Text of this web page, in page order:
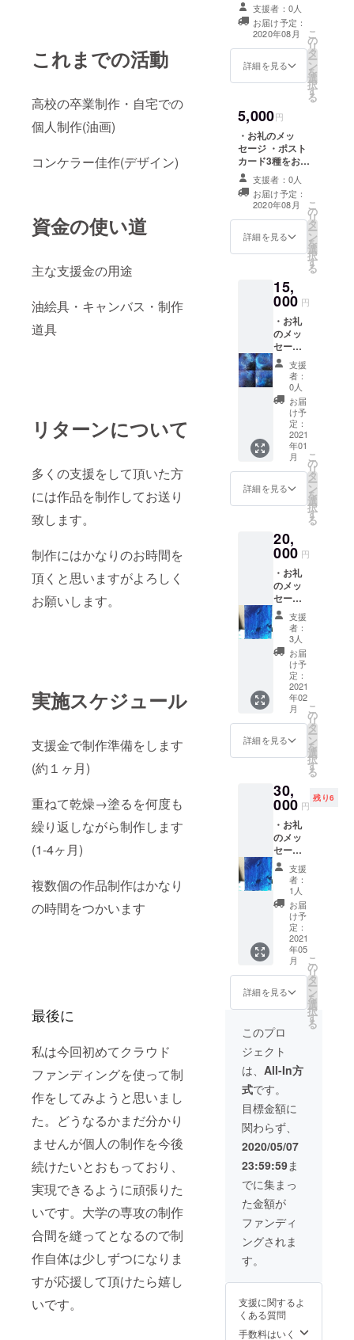
これまでの活動
高校の卒業制作・自宅での
個人制作(油画)
コンケラー佳作(デザイン)
資金の使い道
主な支援金の用途
油絵具・キャンバス・制作
道具
リターンについて
多くの支援をして頂いた方
には作品を制作してお送り
致します。
制作にはかなりのお時間を
頂くと思いますがよろしく
お願いします。
実施スケジュール
支援金で制作準備をします
(約１ヶ月)
重ねて乾燥→塗るを何度も
繰り返しながら制作します
(1-4ヶ月)
複数個の作品制作はかなり
の時間をつかいます
最後に
私は今回初めてクラウド
ファンディングを使って制
作をしてみようと思いまし
た。どうなるかまだ分かり
ませんが個人の制作を今後
続けたいとおもっており、
実現できるように頑張りた
いです。大学の専攻の制作
合間を縫ってとなるので制
作自体は少しずつになりま
すが応援して頂けたら嬉し
いです。
支援者：0人
お届け予定：
2020年08月
詳細を見る
こ
の
リ
タ
ー
ン
を
選
択
す
る
5,000円
・お礼のメッ
セージ ・ポスト
カード3種をお送
り致します。
支援者：0人
お届け予定：
2020年08月
詳細を見る
こ
の
リ
タ
ー
ン
を
選
択
す
る
15,
000 円
・お礼
のメッ
セージ
・
100mm
×100m
m(小さ
め)サイ
ズの油
画作品
を制作
してお
送りし
ます。
大きさ
はおお
デザイ
ンも作
品によ
り異な
ります
(制作に
時間が
かかり
ます。
ご了承
くださ
支援
者：
0人
お届
け予
定：
2021
年01
月
詳細を見る
こ
の
リ
タ
ー
ン
を
選
択
す
る
20,
000 円
・お礼
のメッ
セージ
・
150mm
×200m
mサイ
ズの油
画作品
をお送
り致し
ます。
サイズ
はおお
よそで
す デザ
作品に
よりバ
ラバラ
です (こ
ちらも
大変時
間がか
かりま
す…ご
了承く
ださい)
支援
者：
3人
お届
け予
定：
2021
年02
月
詳細を見る
こ
の
リ
タ
ー
ン
を
選
択
す
る
30,
000 円
残り6
・お礼
のメッ
セージ
・
150mm
×200m
mサイ
ズ(おお
よそ)の
油画作
品をお
送り致
しま
す。 デ
ザイン
は作品
により
異なり
ます。
(とても
時間が
かかり
ますご
了承く
ださい)
・ポス
トカー
ド(3枚)
支援
者：
1人
お届
け予
定：
2021
年05
月
詳細を見る
こ
の
リ
タ
ー
ン
を
選
択
す
る
このプロ
ジェクト
は、 All-In方
式です。
目標金額に
関わらず、
2020/05/07
23:59:59ま
でに集まっ
た金額が
ファンディ
ングされま
す。
支援に関するよ
くある質問
手数料はいく